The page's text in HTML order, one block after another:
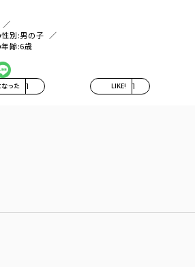
別:男の子
齢:6歳
った 1 LIKE! 1